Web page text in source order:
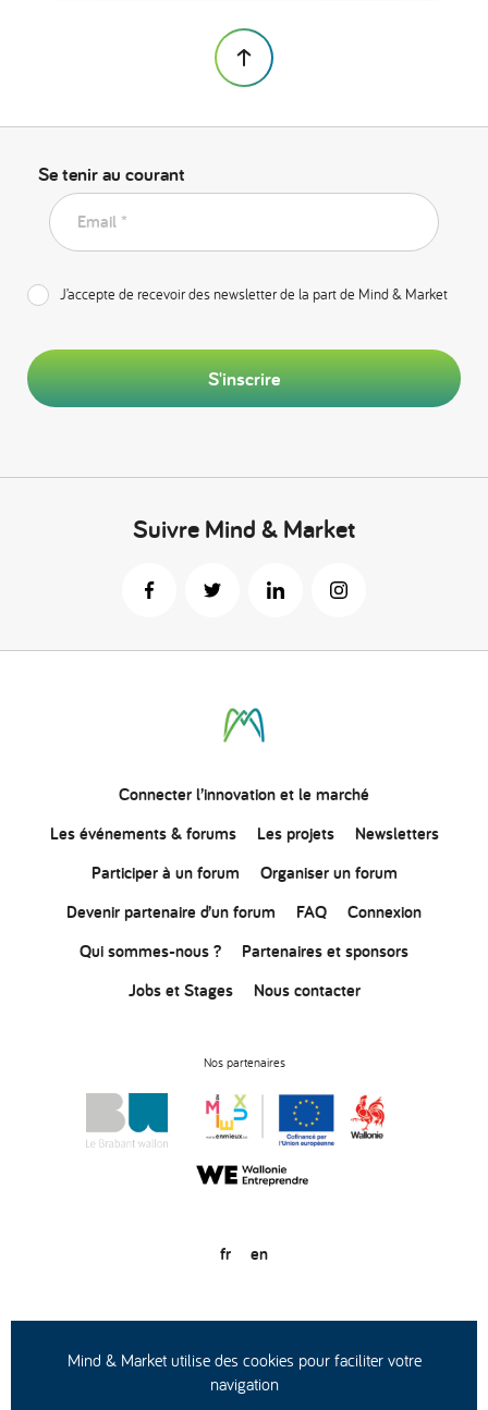
Se tenir au courant
Email *
J’accepte de recevoir des newsletter de la part de Mind & Market
S'inscrire
Suivre Mind & Market
Connecterl’innovationet le marché
Les événements & forums
Les projets
Newsletters
Participer à un forum
Organiser un forum
Devenir partenaire d’un forum
FAQ
Connexion
Qui sommes-nous ?
Partenaires et sponsors
Jobs et Stages
Nous contacter
Nos partenaires
fr en
© Copyright 2020
Conditions générales d’utilisation
Protection des données
Mind & Market utilise des cookies pour faciliter votre
navigation